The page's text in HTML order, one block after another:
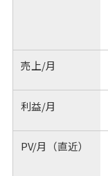
売上/月
利益/月
PV/月（直近）